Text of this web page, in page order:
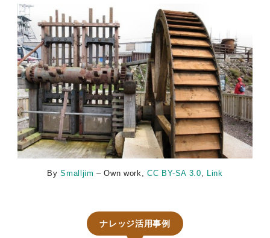
BySmalljim – Own work, CC BY-SA 3.0 Link
ナレッジ活用事例